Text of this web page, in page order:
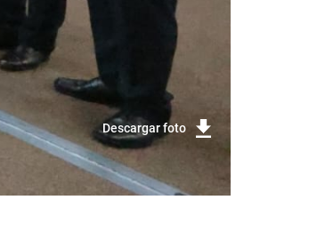
Descargar foto